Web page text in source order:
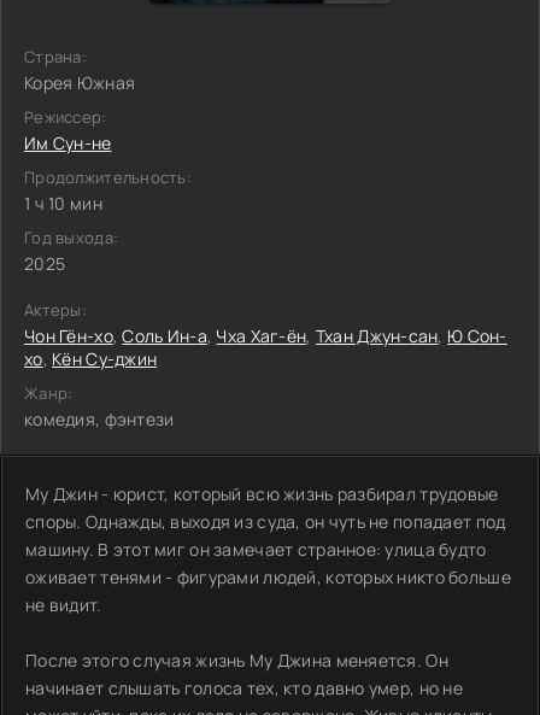
Страна:
Корея Южная
Режиссер:
Им Сун-не
Продолжительность:
1 ч 10 мин
Год выхода:
2025
Актеры:
Чон Гён-хо,Соль Ин-а, Чха Хаг-ён, Тхан Джун-сан, Ю Сон-
хо, Кён Су-джин
Жанр:
комедия, фэнтези
Му Джин - юрист, который всю жизнь разбирал трудовые
споры. Однажды, выходя из суда, он чуть не попадает под
машину. В этот миг он замечает странное: улица будто
оживает тенями - фигурами людей, которых никто больше
не видит.
После этого случая жизнь Му Джина меняется. Он
начинает слышать голоса тех, кто давно умер, но не